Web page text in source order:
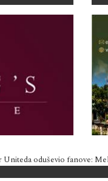
oduševio fanove: